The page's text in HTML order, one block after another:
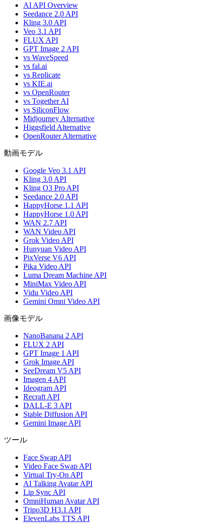
AI API Overview
Seedance 2.0 API
Kling 3.0 API
Veo 3.1 API
FLUX API
GPT Image 2 API
vs WaveSpeed
vs fal.ai
vs Replicate
vs KIE.ai
vs OpenRouter
vs Together AI
vs SiliconFlow
Midjourney Alternative
Higgsfield Alternative
OpenRouter Alternative
動画モデル
Google Veo 3.1 API
Kling 3.0 API
Kling O3 Pro API
Seedance 2.0 API
HappyHorse 1.1 API
HappyHorse 1.0 API
WAN 2.7 API
WAN Video API
Grok Video API
Hunyuan Video API
PixVerse V6 API
Pika Video API
Luma Dream Machine API
MiniMax Video API
Vidu Video API
Gemini Omni Video API
画像モデル
NanoBanana 2 API
FLUX 2 API
GPT Image 1 API
Grok Image API
SeeDream V5 API
Imagen 4 API
Ideogram API
Recraft API
DALL-E 3 API
Stable Diffusion API
Gemini Image API
ツール
Face Swap API
Video Face Swap API
Virtual Try-On API
AI Talking Avatar API
Lip Sync API
OmniHuman Avatar API
Tripo3D H3.1 API
ElevenLabs TTS API